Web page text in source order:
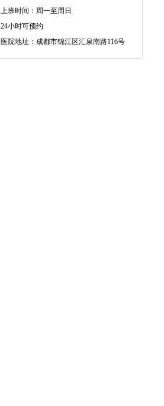
上班时间：周一至周日
24小时可预约
医院地址：成都市锦江区汇泉南路116号